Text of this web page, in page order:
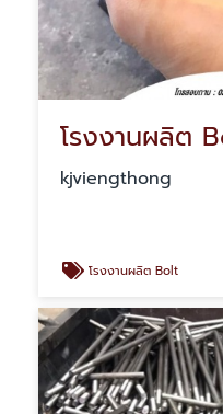
kjviengthong
โรงงานผลิต Bolt